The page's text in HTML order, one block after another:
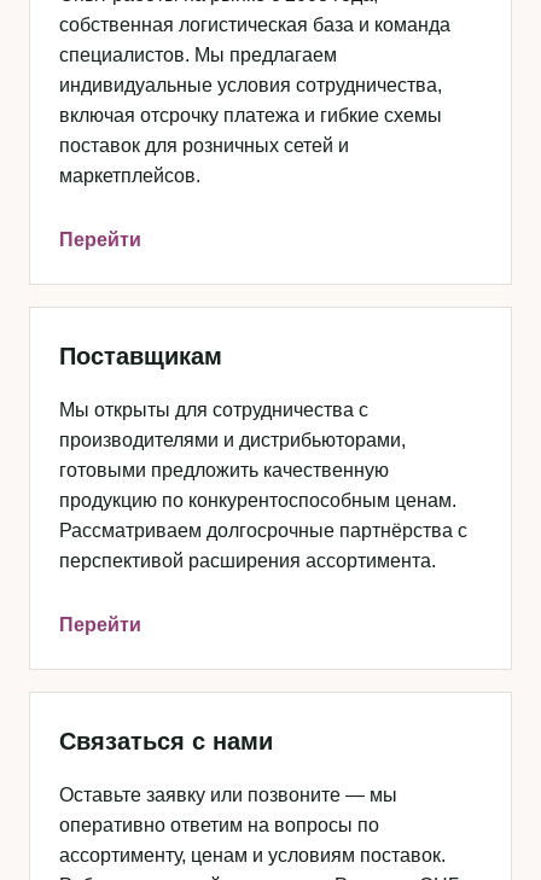
собственная логистическая база и команда
специалистов. Мы предлагаем
индивидуальные условия сотрудничества,
включая отсрочку платежа и гибкие схемы
поставок для розничных сетей и
маркетплейсов.
Перейти
Поставщикам
Мы открыты для сотрудничества с
производителями и дистрибьюторами,
готовыми предложить качественную
продукцию по конкурентоспособным ценам.
Рассматриваем долгосрочные партнёрства с
перспективой расширения ассортимента.
Перейти
Связаться с нами
Оставьте заявку или позвоните — мы
оперативно ответим на вопросы по
ассортименту, ценам и условиям поставок.